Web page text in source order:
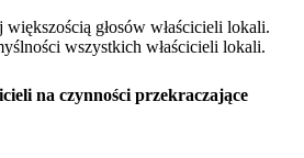
głosów właścicieli lokali.
wszystkich właścicieli lokali.
na czynności przekraczające